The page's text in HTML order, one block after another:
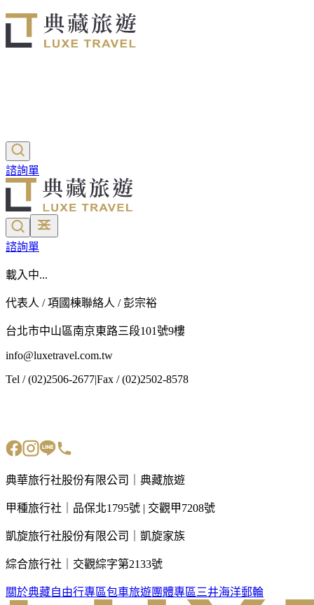
諮詢單
諮詢單
載入中...
代表人 / 項國棟聯絡人 / 彭宗裕
台北市中山區南京東路三段101號9樓
info@luxetravel.com.tw
Tel / (02)2506-2677|Fax / (02)2502-8578
典華旅行社股份有限公司｜典藏旅遊
甲種旅行社｜品保北1795號 | 交觀甲7208號
凱旋旅行社股份有限公司｜凱旋家族
綜合旅行社｜交觀綜字第2133號
關於典藏自由行專區包車旅遊團體專區 三井海洋郵輪